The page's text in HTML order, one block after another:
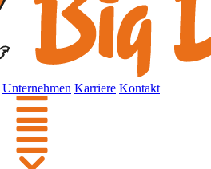
Unternehmen Karriere Kontakt